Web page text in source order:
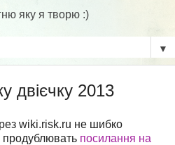
яку я творю :)
▼
двієчку 2013
wiki.risk.ru не шибко
продублювать посилання на